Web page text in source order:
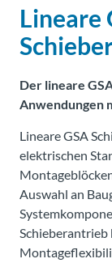
Lineare
Der lineare
Anwendungen
Lineare GSA
elektrischen
Auswahl an
Schieberantrieb
Kontakt
Portal